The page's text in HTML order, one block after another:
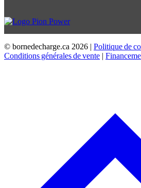
© bornedecharge.ca 2026 | Politique de
Conditions générales de vente |